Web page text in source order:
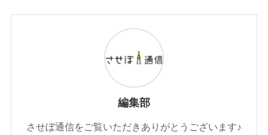
編集部
させぼ通信をご覧いただきありがとうございます♪